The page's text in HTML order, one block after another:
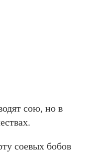
сою, но в
соевых бобов